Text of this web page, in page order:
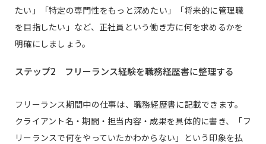
たい」「特定の専門性をもっと深めたい」「将来的に管理職
を目指したい」など、正社員という働き方に何を求めるかを
明確にしましょう。
ステップ2 フリーランス経験を職務経歴書に整理する
フリーランス期間中の仕事は、職務経歴書に記載できます。
クライアント名・期間・担当内容・成果を具体的に書き、「フ
リーランスで何をやっていたかわからない」という印象を払